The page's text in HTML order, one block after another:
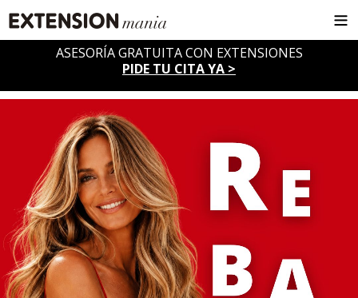
ASESORÍA GRATUITA CON EXTENSIONES
PIDE TU CITA YA >